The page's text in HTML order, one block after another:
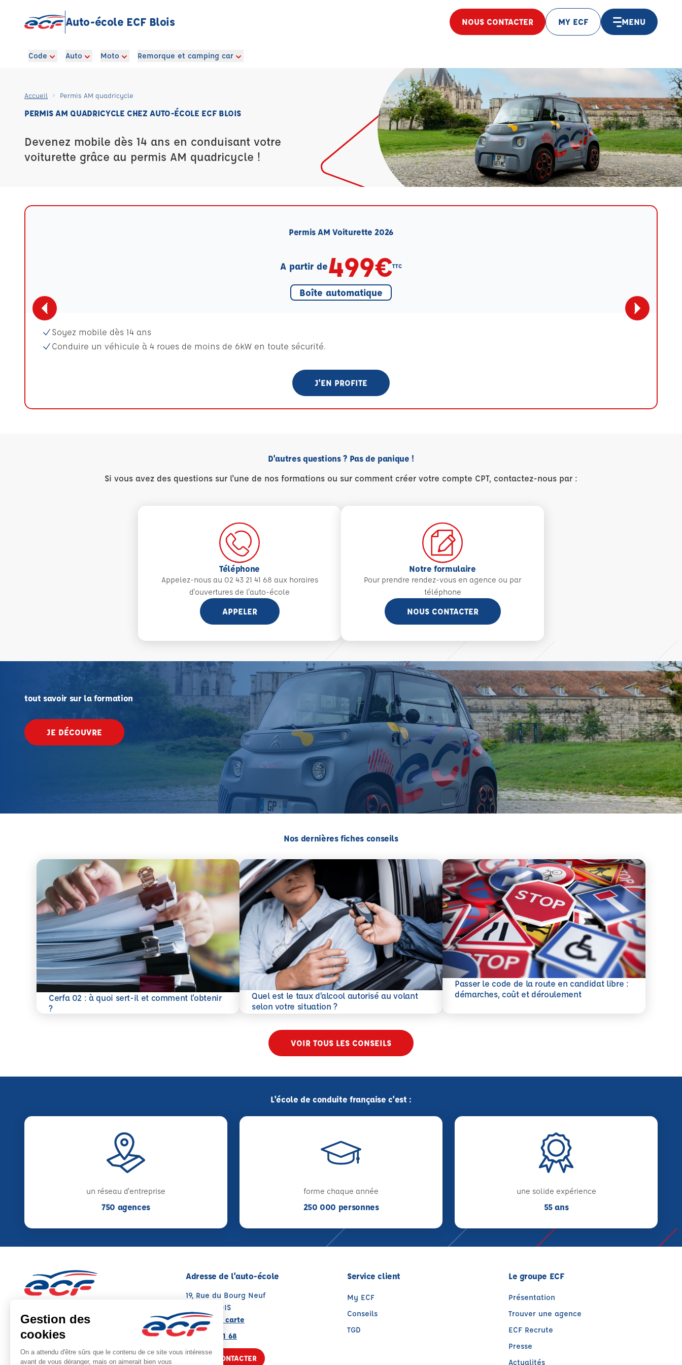
Auto-école ECF Blois NOUS CONTACTER MY ECF MENU
Code Auto Moto Remorque et camping car
Accueil Permis AM quadricycle
PERMIS AM QUADRICYCLE CHEZ AUTO-ÉCOLE ECF BLOIS
Devenez mobile dès 14 ans en conduisant votre
voiturette grâce au permis AM quadricycle !
Permis AM Voiturette 2026
A partir de499€TTC
Boîte automatique
Soyez mobile dès 14 ans
Conduire un véhicule à 4 roues de moins de 6kW en toute sécurité.
J'EN PROFITE
D'autres questions ? Pas de panique !
Si vous avez des questions sur l'une de nos formations ou sur comment créer votre compte CPT, contactez-nous par :
Téléphone
Appelez-nous au 02 43 21 41 68 aux horaires
d'ouvertures de l'auto-école
APPELER
Notre formulaire
Pour prendre rendez-vous en agence ou par
téléphone
NOUS CONTACTER
tout savoir sur la formation
JE DÉCOUVRE
Nos dernières fiches conseils
Cerfa 02 : à quoi sert-il et comment l’obtenir
?
En savoir plus
Quel est le taux d’alcool autorisé au volant
selon votre situation ?
En savoir plus
Passer le code de la route en candidat libre :
démarches, coût et déroulement
En savoir plus
VOIR TOUS LES CONSEILS
L'école de conduite française c'est :
un réseau d'entreprise
750 agences
forme chaque année
250 000 personnes
une solide expérience
55 ans
Adresse de l'auto-école
19, Rue du Bourg Neuf
41000 BLOIS
Voir sur la carte
02 43 21 41 68
NOUS CONTACTER
Service client
My ECF
Conseils
TGD
Le groupe ECF
Présentation
Trouver une agence
ECF Recrute
Presse
Actualités